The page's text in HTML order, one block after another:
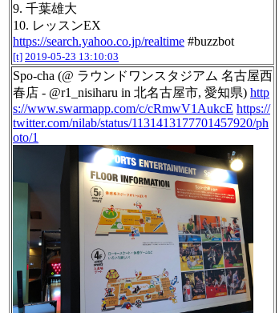
9. 千葉雄大
10. レッスンEX
https://search.yahoo.co.jp/realtime #buzzbot
[t] 2019-05-23 13:10:03
Spo-cha (@ ラウンドワンスタジアム 名古屋西
春店 - @r1_nisiharu in 北名古屋市, 愛知県) http
s://www.swarmapp.com/c/cRmwV1AukcE https://
twitter.com/nilab/status/1131413177701457920/ph
oto/1